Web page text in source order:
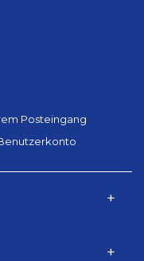
Posteingang